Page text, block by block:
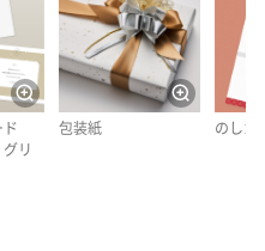
グリ
包装紙 のしカ